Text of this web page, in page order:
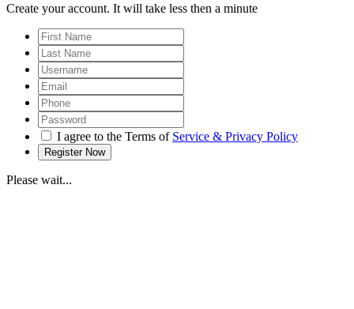
Create your account. It will take less then a minute
I agree to the Terms of Service & Privacy Policy
Please wait...